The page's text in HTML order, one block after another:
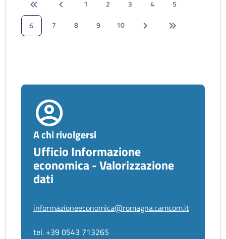
1 2 3 4
5
6
7 8 9 10
A chi rivolgersi
Ufficio Informazione
economica - Valorizzazione
dati
informazioneeconomica@romagna.camcom.it
tel. +39 0543 713265